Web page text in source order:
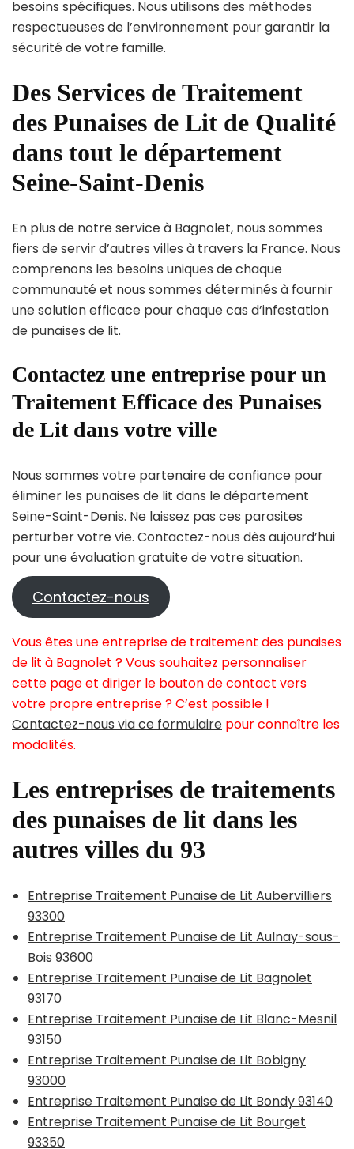
besoins spécifiques. Nous utilisons des méthodes
respectueuses de l’environnement pour garantir la
sécurité de votre famille.
Des Services de Traitement
des Punaises de Lit de Qualité
dans tout le département
Seine-Saint-Denis
En plus de notre service à Bagnolet, nous sommes
fiers de servir d’autres villes à travers la France. Nous
comprenons les besoins uniques de chaque
communauté et nous sommes déterminés à fournir
une solution efficace pour chaque cas d’infestation
de punaises de lit.
Contactez une entreprise pour un
Traitement Efficace des Punaises
de Lit dans votre ville
Nous sommes votre partenaire de confiance pour
éliminer les punaises de lit dans le département
Seine-Saint-Denis. Ne laissez pas ces parasites
perturber votre vie. Contactez-nous dès aujourd’hui
pour une évaluation gratuite de votre situation.
Contactez-nous
Vous êtes une entreprise de traitement des punaises
de lit à Bagnolet ? Vous souhaitez personnaliser
cette page et diriger le bouton de contact vers
votre propre entreprise ? C’est possible !
Contactez-nous via ce formulaire pour connaître les
modalités.
Les entreprises de traitements
des punaises de lit dans les
autres villes du 93
Entreprise Traitement Punaise de Lit Aubervilliers
93300
Entreprise Traitement Punaise de Lit Aulnay-sous-
Bois 93600
Entreprise Traitement Punaise de Lit Bagnolet
93170
Entreprise Traitement Punaise de Lit Blanc-Mesnil
93150
Entreprise Traitement Punaise de Lit Bobigny
93000
Entreprise Traitement Punaise de Lit Bondy 93140
Entreprise Traitement Punaise de Lit Bourget
93350